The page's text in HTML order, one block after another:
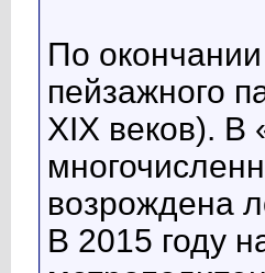
По
пейзажного
XIX веков). В
возрождена
В 2015 году